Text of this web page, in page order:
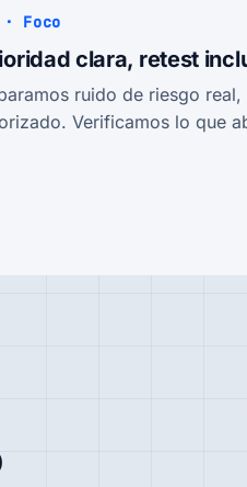
Foco
clara, retest
ruido de riesgo
Verificamos lo que